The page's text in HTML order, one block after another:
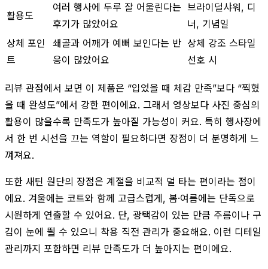
활용도
여러 행사에 두루 잘 어울린다는
후기가 많았어요
브라이덜샤워, 디
너, 기념일
상체 포인
트
쇄골과 어깨가 예뻐 보인다는 반
응이 많았어요
상체 강조 스타일
선호 시
리뷰 관점에서 보면 이 제품은 “입었을 때 체감 만족”보다 “찍혔
을 때 완성도”에서 강한 편이에요. 그래서 영상보다 사진 중심의
활용이 많을수록 만족도가 높아질 가능성이 커요. 특히 행사장에
서 한 번 시선을 끄는 역할이 필요하다면 장점이 더 분명하게 느
껴져요.
또한 새틴 원단의 장점은 계절을 비교적 덜 타는 편이라는 점이
에요. 겨울에는 코트와 함께 고급스럽게, 봄·여름에는 단독으로
시원하게 연출할 수 있어요. 단, 광택감이 있는 만큼 주름이나 구
김이 눈에 띌 수 있으니 착용 직전 관리가 중요해요. 이런 디테일
관리까지 포함하면 리뷰 만족도가 더 높아지는 편이에요.